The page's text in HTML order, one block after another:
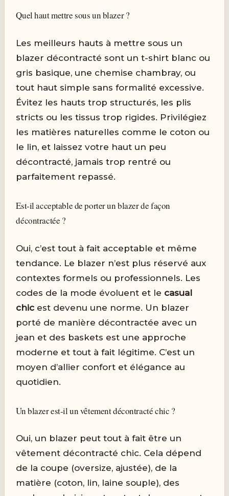
Quel haut mettre sous un blazer ?
Les meilleurs hauts à mettre sous un
blazer décontracté sont un t-shirt blanc ou
gris basique, une chemise chambray, ou
tout haut simple sans formalité excessive.
Évitez les hauts trop structurés, les plis
stricts ou les tissus trop rigides. Privilégiez
les matières naturelles comme le coton ou
le lin, et laissez votre haut un peu
décontracté, jamais trop rentré ou
parfaitement repassé.
Est-il acceptable de porter un blazer de façon
décontractée ?
Oui, c’est tout à fait acceptable et même
tendance. Le blazer n’est plus réservé aux
contextes formels ou professionnels. Les
codes de la mode évoluent et le casual
chic est devenu une norme. Un blazer
porté de manière décontractée avec un
jean et des baskets est une approche
moderne et tout à fait légitime. C’est un
moyen d’allier confort et élégance au
quotidien.
Un blazer est-il un vêtement décontracté chic ?
Oui, un blazer peut tout à fait être un
vêtement décontracté chic. Cela dépend
de la coupe (oversize, ajustée), de la
matière (coton, lin, laine souple), des